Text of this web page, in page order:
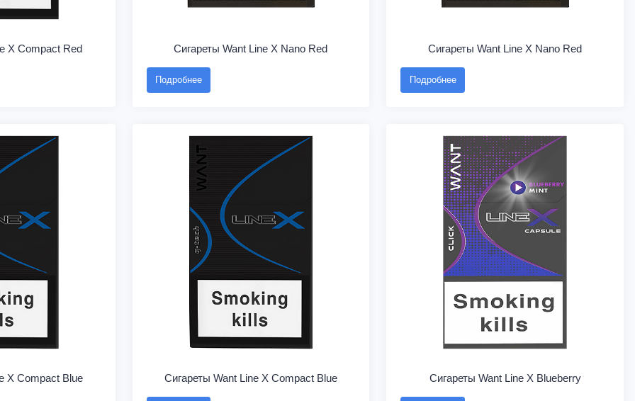
X Compact Red Сигареты Want Line X Nano Red
Подробнее
Сигареты Want Line X Nano Red
Подробнее
X Compact Blue Сигареты Want Line X Compact Blue Сигареты Want Line X Blueberry